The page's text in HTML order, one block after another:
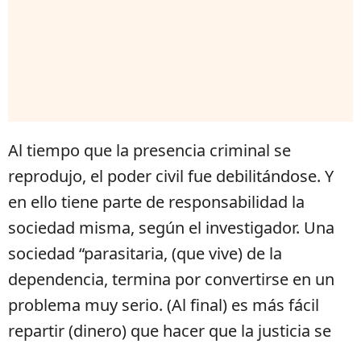
Al tiempo que la presencia criminal se
reprodujo, el poder civil fue debilitándose. Y
en ello tiene parte de responsabilidad la
sociedad misma, según el investigador. Una
sociedad “parasitaria, (que vive) de la
dependencia, termina por convertirse en un
problema muy serio. (Al final) es más fácil
repartir (dinero) que hacer que la justicia se